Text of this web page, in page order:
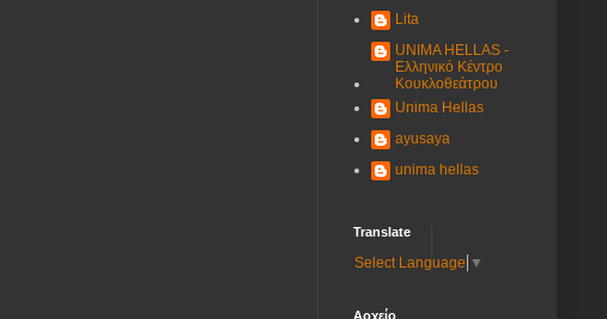
Lita
UNIMA HELLAS -
Ελληνικό Κέντρο
Κουκλοθεάτρου
Unima Hellas
ayusaya
unima hellas
Translate
Select Language ▼
Αρχείο